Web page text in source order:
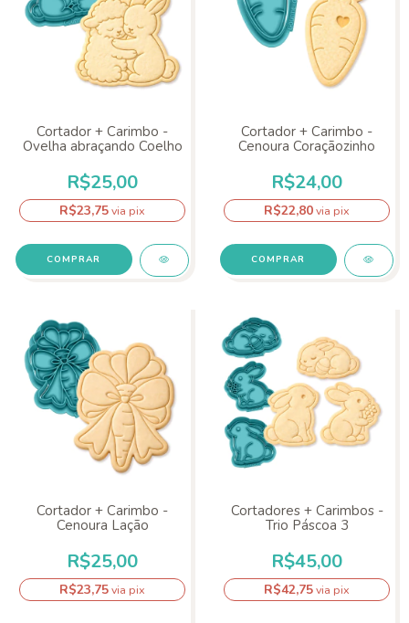
Cortador + Carimbo -
Ovelha abraçando Coelho
R$25,00
R$23,75via pix
COMPRAR
Cortador + Carimbo -
Cenoura Coraçãozinho
R$24,00
R$22,80via pix
COMPRAR
Cortador + Carimbo -
Cenoura Lação
R$25,00
R$23,75via pix
Cortadores + Carimbos -
Trio Páscoa 3
R$45,00
R$42,75via pix